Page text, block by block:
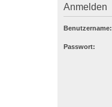
Anmelden
Benutzername:
Passwort: